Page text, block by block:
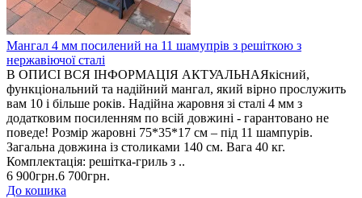
Мангал 4 мм посилений на 11 шамупрів з решіткою з
нержавіючої сталі
В ОПИСІ ВСЯ ІНФОРМАЦІЯ АКТУАЛЬНАЯкісний,
функціональний та надійний мангал, який вірно прослужить
вам 10 і більше років. Надійна жаровня зі сталі 4 мм з
додатковим посиленням по всій довжині - гарантовано не
поведе! Розмір жаровні 75*35*17 см – під 11 шампурів.
Загальна довжина із столиками 140 см. Вага 40 кг.
Комплектація: решітка-гриль з ..
6 900грн.6 700грн.
До кошика